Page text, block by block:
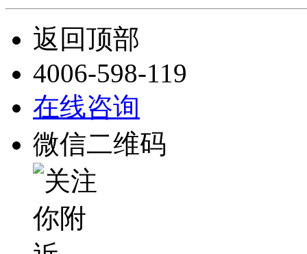
返回顶部
4006-598-119
在线咨询
微信二维码